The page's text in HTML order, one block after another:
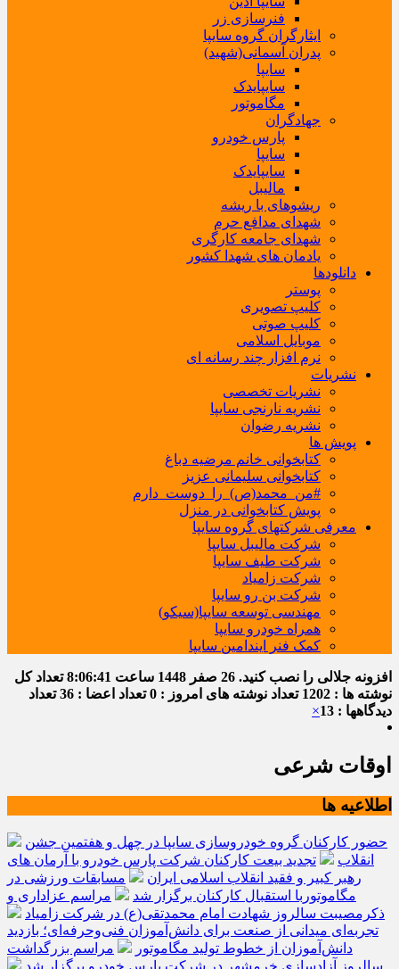
فنرسازی زر
ایثارگران گروه سایپا
پدران آسمانی(شهید)
سایپا
سایپایدک
مگاموتور
جهادگران
پارس خودرو
سایپا
سایپایدک
مالیبل
ریشوهای با ریشه
شهدای مدافع حرم
شهدای جامعه کارگری
یادمان های شهدا کشور
دانلودها
پوستر
کلیپ تصویری
کلیپ صوتی
موبایل اسلامی
نرم افزار چند رسانه ای
نشریات
نشریات تخصصی
نشریه نارنجی سایپا
نشریه رضوان
پویش ها
کتابخوانی خانم مرضیه دباغ
کتابخوانی سلیمانی عزیز
#من_محمد(ص)_را_دوست_دارم
پویش کتابخوانی در منزل
معرفی شرکتهای گروه سایپا
شرکت مالیبل سایپا
شرکت طیف سایپا
شرکت زامیاد
شرکت بن رو سایپا
مهندسی توسعه سایپا(سیکو)
همراه خودرو سایپا
کمک فنر ایندامین سایپا
افزونه جلالی را نصب کنید. 26 صفر 1448 ساعت 8:06:42تعداد کل
نوشته ها : 1202
تعداد نوشته های امروز : 0 تعداد اعضا : 36
تعداد
دیدگاهها : 13
×
اوقات شرعی
اطلاعیه ها
حضور کارکنان گروه خودروسازی سایپا در چهل و هفتمین جشن
انقلاب
تجدید بیعت کارکنان شرکت پارس خودرو با آرمان های
رهبر کبیر و فقید انقلاب اسلامی ایران
مسابقات ورزشی در
مگاموتوربا استقبال کارکنان برگزار شد
مراسم عزاداری و
ذکرمصیبت سالروز شهادت امام محمدتقی(ع) در شرکت زامیاد
تجربه‌ای میدانی از صنعت برای دانش‌آموزان فنی‌وحرفه‌ای؛ بازدید
دانش‌آموزان از خطوط تولید مگاموتور
مراسم بزرگداشت
سالروز آزادسازی خرمشهر در شرکت پارس خودرو برگزار شد